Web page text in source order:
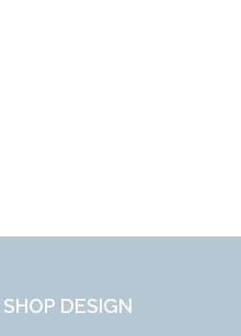
DESIGN